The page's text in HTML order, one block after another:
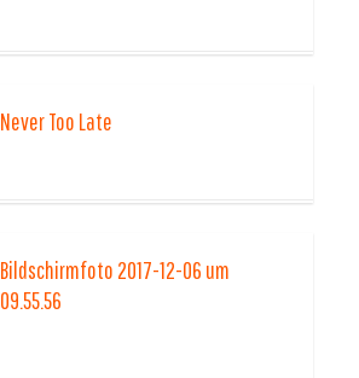
Never Too Late
Bildschirmfoto 2017-12-06 um
09.55.56